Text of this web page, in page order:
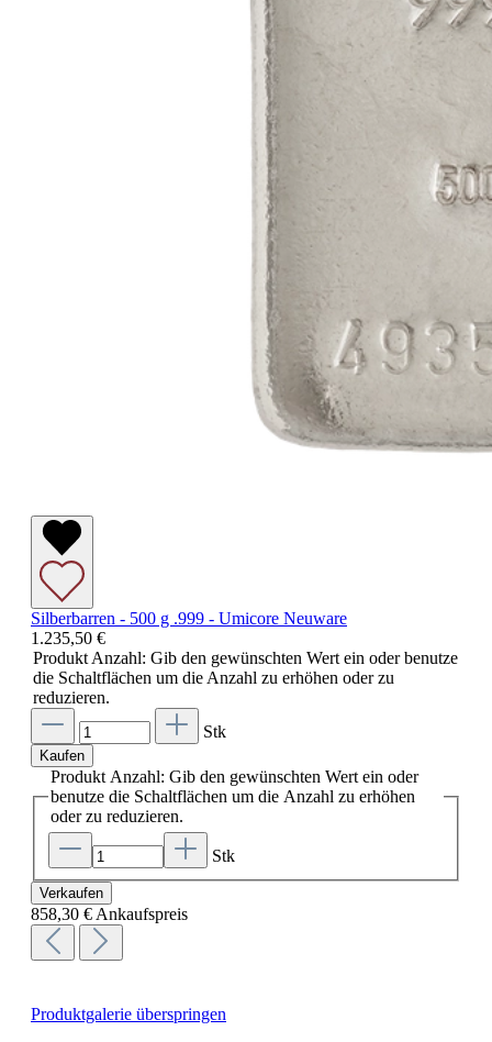
Silberbarren - 500 g .999 - Umicore Neuware
1.235,50 €
Produkt Anzahl: Gib den gewünschten Wert ein oder benutze
die Schaltflächen um die Anzahl zu erhöhen oder zu
reduzieren.
Stk
Kaufen
Produkt Anzahl: Gib den gewünschten Wert ein oder
benutze die Schaltflächen um die Anzahl zu erhöhen
oder zu reduzieren.
Stk
Verkaufen
858,30 € Ankaufspreis
Produktgalerie überspringen